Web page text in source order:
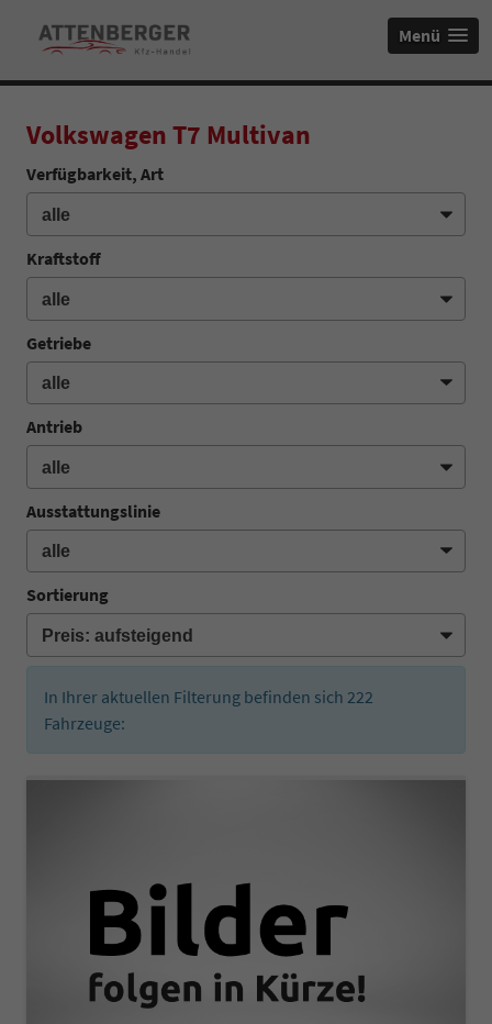
Menü
Volkswagen T7 Multivan
Verfügbarkeit, Art
Kraftstoff
Getriebe
Antrieb
Ausstattungslinie
Sortierung
In Ihrer aktuellen Filterung befinden sich 222
Fahrzeuge: